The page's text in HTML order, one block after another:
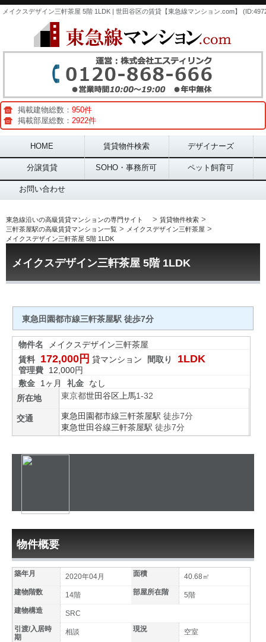
メイクスデザイン三軒茶屋 5階 1LDK | 世田谷区の賃貸【東急線マンション.com】
掲載建物総数： 950件
掲載部屋総数： 2922件
Main menu
HOME 賃貸物件検索 デザイナーズ
分譲賃貸 SOHO・事務所可 ペット飼育可
お問い合わせ
東急線沿いの高級賃貸マンションの専門サイト > 賃貸物件検索 >
三軒茶屋駅の高級賃貸マンション一覧 > メイクスデザイン三軒茶屋 >
メイクスデザイン三軒茶屋 5階 1LDK
メイクスデザイン三軒茶屋 5階 1LDK
東急田園都市線三軒茶屋駅 徒歩7分
物件名
メイクスデザイン三軒茶屋
賃料
172,000円 貸マンション 間取り 1LDK
管理費
12,000円
敷金
1ヶ月 礼金
なし
所在地
東京都世田谷区 上馬1-32
交通 東急田園都市線三軒茶屋駅 徒歩7分
東急世田谷線三軒茶屋駅 徒歩7分
物件概要
築年月 2020年04月 面積
40.68㎡
建物階数
14階 部屋所在階
5階
建物構造
SRC
引渡/入居時
期
相談 現況 空室